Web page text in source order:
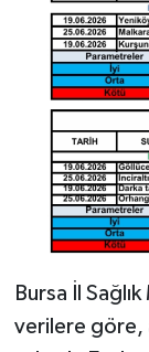
Bursa İl
verilere göre,